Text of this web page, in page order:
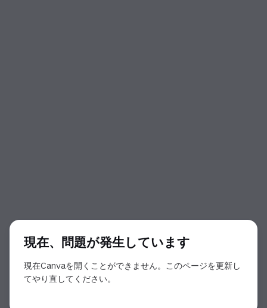
現在、問題が発生しています
現在Canvaを開くことができません。このページを更新し
てやり直してください。